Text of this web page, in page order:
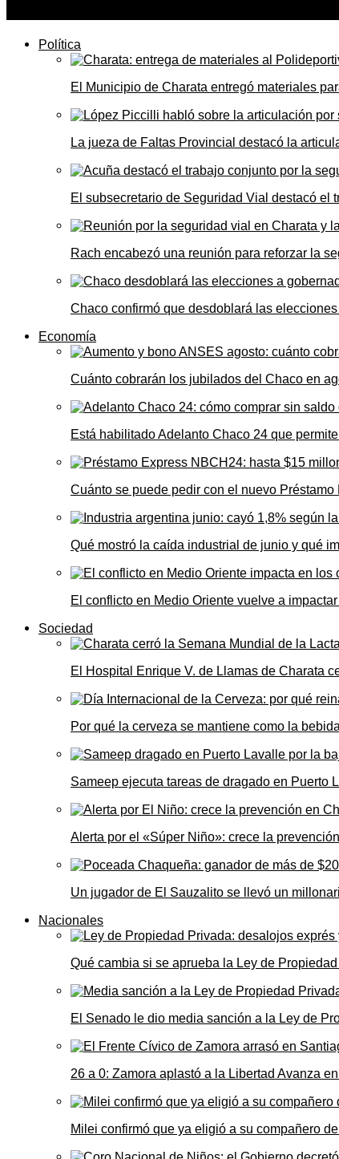
Política
El Municipio de Charata entregó materiales
La jueza de Faltas Provincial destacó la
El subsecretario de Seguridad Vial destacó el
Rach encabezó una reunión para reforzar la
Chaco confirmó que desdoblará las
Economía
Cuánto cobrarán los jubilados del Chaco en
Está habilitado Adelanto Chaco 24 que
Cuánto se puede pedir con el nuevo
Qué mostró la caída industrial de junio y qué
El conflicto en Medio Oriente vuelve a
Sociedad
El Hospital Enrique V. de Llamas de Charata
Por qué la cerveza se mantiene como la
Sameep ejecuta tareas de dragado en Puerto
Alerta por el «Súper Niño»: crece la
Un jugador de El Sauzalito se llevó un
Nacionales
Qué cambia si se aprueba la Ley de
El Senado le dio media sanción a la Ley de
26 a 0: Zamora aplastó a la Libertad Avanza
Milei confirmó que ya eligió a su compañero